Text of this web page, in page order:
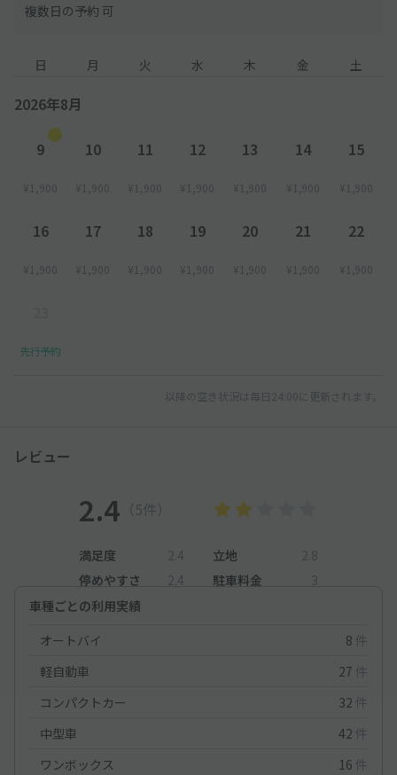
複数日の予約 可
日 月 火 水 木 金 土
2026年8月
9
¥1,900
10
¥1,900
11
¥1,900
12
¥1,900
13
¥1,900
14
¥1,900
15
¥1,900
16
¥1,900
17
¥1,900
18
¥1,900
19
¥1,900
20
¥1,900
21
¥1,900
22
¥1,900
先行予約
以降の空き状況は毎日24:00に更新されます。
レビュー
2.4 （5件）
満足度 2.4 立地
2.8
停めやすさ
2.4 駐車料金
3
車種ごとの利用実績
オートバイ
8 件
軽自動車
27 件
コンパクトカー
32 件
中型車
42 件
ワンボックス
16 件